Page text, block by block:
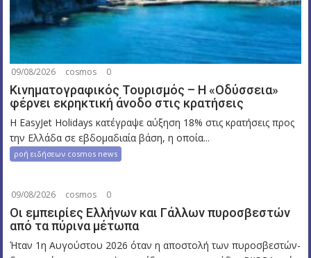
09/08/2026 cosmos 0
Κινηματογραφικός Τουρισμός – Η «Οδύσσεια»
φέρνει εκρηκτική άνοδο στις κρατήσεις
Η EasyJet Holidays κατέγραψε αύξηση 18% στις κρατήσεις προς
την Ελλάδα σε εβδομαδιαία βάση, η οποία...
ροή ειδήσεων cosmos news
09/08/2026 cosmos 0
Οι εμπειρίες Ελλήνων και Γάλλων πυροσβεστών
από τα πύρινα μέτωπα
Ήταν 1η Αυγούστου 2026 όταν η αποστολή των πυροσβεστών-